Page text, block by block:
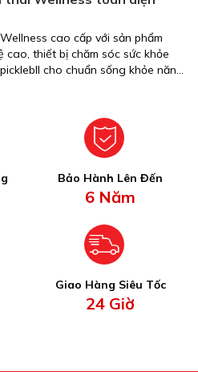
cao cấp với sản phẩm
cao, thiết bị chăm sóc sức khỏe
cho chuẩn sống khỏe năng
Bảo Hành Lên Đến
6 Năm
Giao Hàng Siêu Tốc
24 Giờ